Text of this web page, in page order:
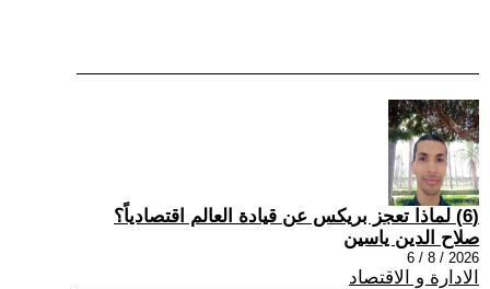
(6) لماذا تعجز بريكس عن قيادة العالم اقتصادياً؟
صلاح الدين ياسين
2026 / 8 / 6
الادارة و الاقتصاد